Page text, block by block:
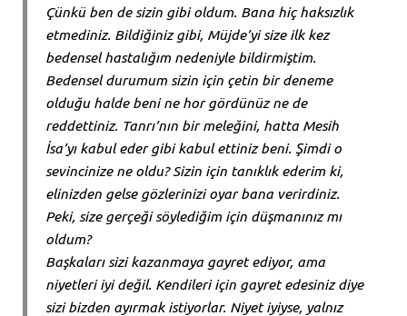
Çünkü ben de sizin gibi oldum. Bana hiç haksızlık
etmediniz. Bildiğiniz gibi, Müjde’yi size ilk kez
bedensel hastalığım nedeniyle bildirmiştim.
Bedensel durumum sizin için çetin bir deneme
olduğu halde beni ne hor gördünüz ne de
reddettiniz. Tanrı’nın bir meleğini, hatta Mesih
İsa’yı kabul eder gibi kabul ettiniz beni. Şimdi o
sevincinize ne oldu? Sizin için tanıklık ederim ki,
elinizden gelse gözlerinizi oyar bana verirdiniz.
Peki, size gerçeği söylediğim için düşmanınız mı
oldum?
Başkaları sizi kazanmaya gayret ediyor, ama
niyetleri iyi değil. Kendileri için gayret edesiniz diye
sizi bizden ayırmak istiyorlar. Niyet iyiyse, yalnız